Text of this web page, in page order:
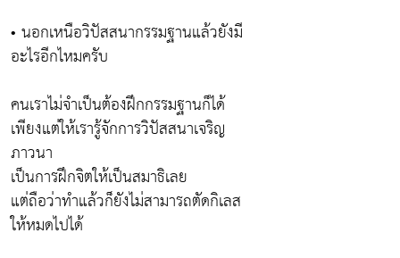
• นอกเหนือวิปัสสนากรรมฐานแล้วยังมี
อะไรอีกไหมครับ
คนเราไม่จำเป็นต้องฝึกกรรมฐานก็ได้
เพียงแต่ให้เรารู้จักการวิปัสสนาเจริญ
ภาวนา
เป็นการฝึกจิตให้เป็นสมาธิเลย
แต่ถือว่าทำแล้วก็ยังไม่สามารถตัดกิเลส
ให้หมดไปได้